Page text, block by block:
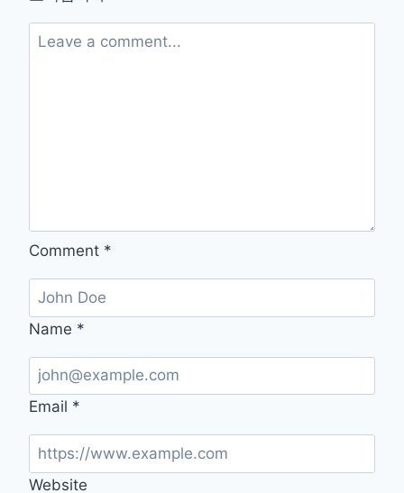
디
시
–
Comment *
Name *
Email *
Website